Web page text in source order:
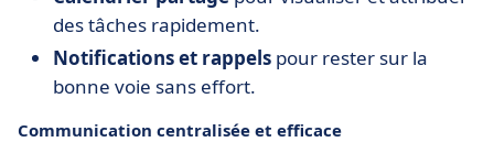
des tâches rapidement.
Notifications et rappels pour rester sur la
bonne voie sans effort.
Communication centralisée et efficace